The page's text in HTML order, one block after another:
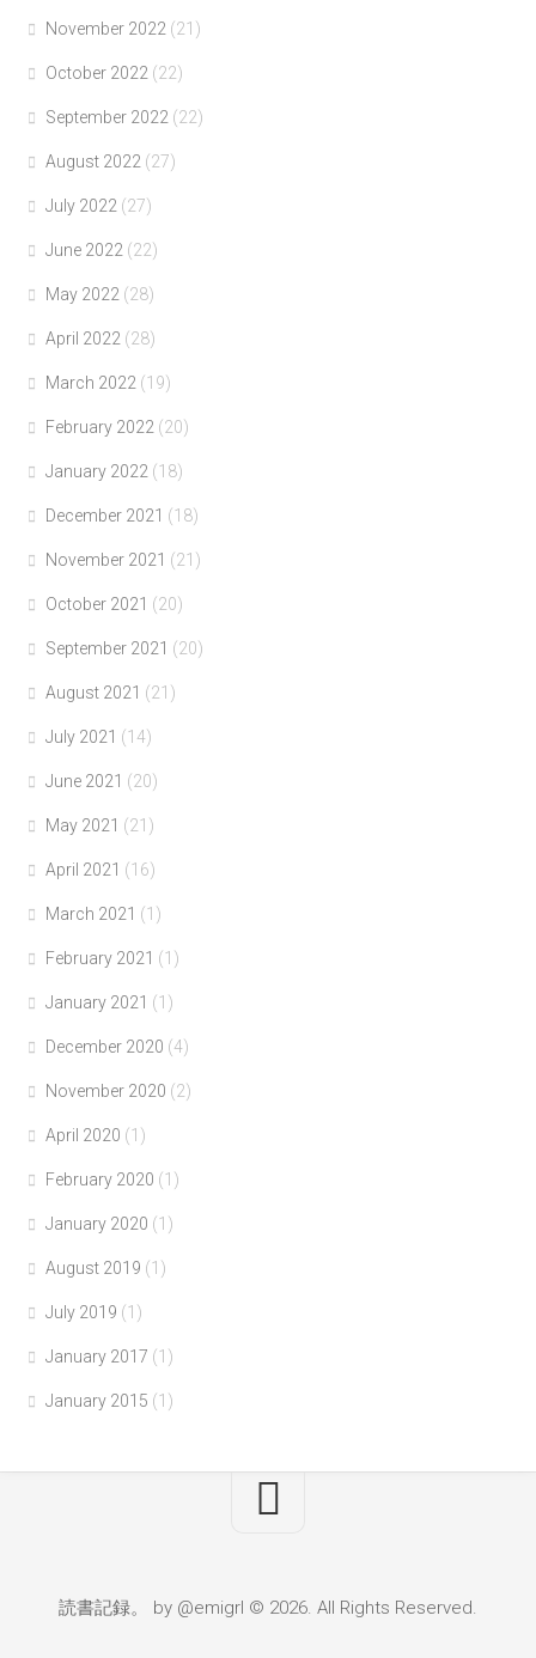
November 2022 (21)
October 2022 (22)
September 2022 (22)
August 2022 (27)
July 2022 (27)
June 2022 (22)
May 2022 (28)
April 2022 (28)
March 2022 (19)
February 2022 (20)
January 2022 (18)
December 2021 (18)
November 2021 (21)
October 2021 (20)
September 2021 (20)
August 2021 (21)
July 2021 (14)
June 2021 (20)
May 2021 (21)
April 2021 (16)
March 2021 (1)
February 2021 (1)
January 2021 (1)
December 2020 (4)
November 2020 (2)
April 2020 (1)
February 2020 (1)
January 2020 (1)
August 2019 (1)
July 2019 (1)
January 2017 (1)
January 2015 (1)
読書記録。 by @emigrl © 2026. All Rights Reserved.